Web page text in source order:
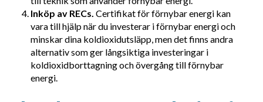
Inköp av RECs. Certifikat för förnybar energi kan
vara till hjälp när du investerar i förnybar energi och
minskar dina koldioxidutsläpp, men det finns andra
alternativ som ger långsiktiga investeringar i
koldioxidborttagning och övergång till förnybar
energi.